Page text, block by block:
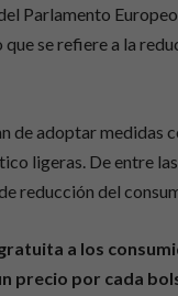
Parlamento
se refiere a la
de adoptar medidas
ligeras. De entre
reducción del
a los
precio por cada